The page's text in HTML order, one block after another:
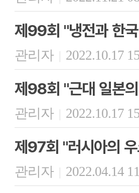
제99회 "냉전과 한
관리자 | 2022.10.17
제98회 "근대 일본
관리자 | 2022.10.17
제97회 "러시아의
관리자 | 2022.04.14